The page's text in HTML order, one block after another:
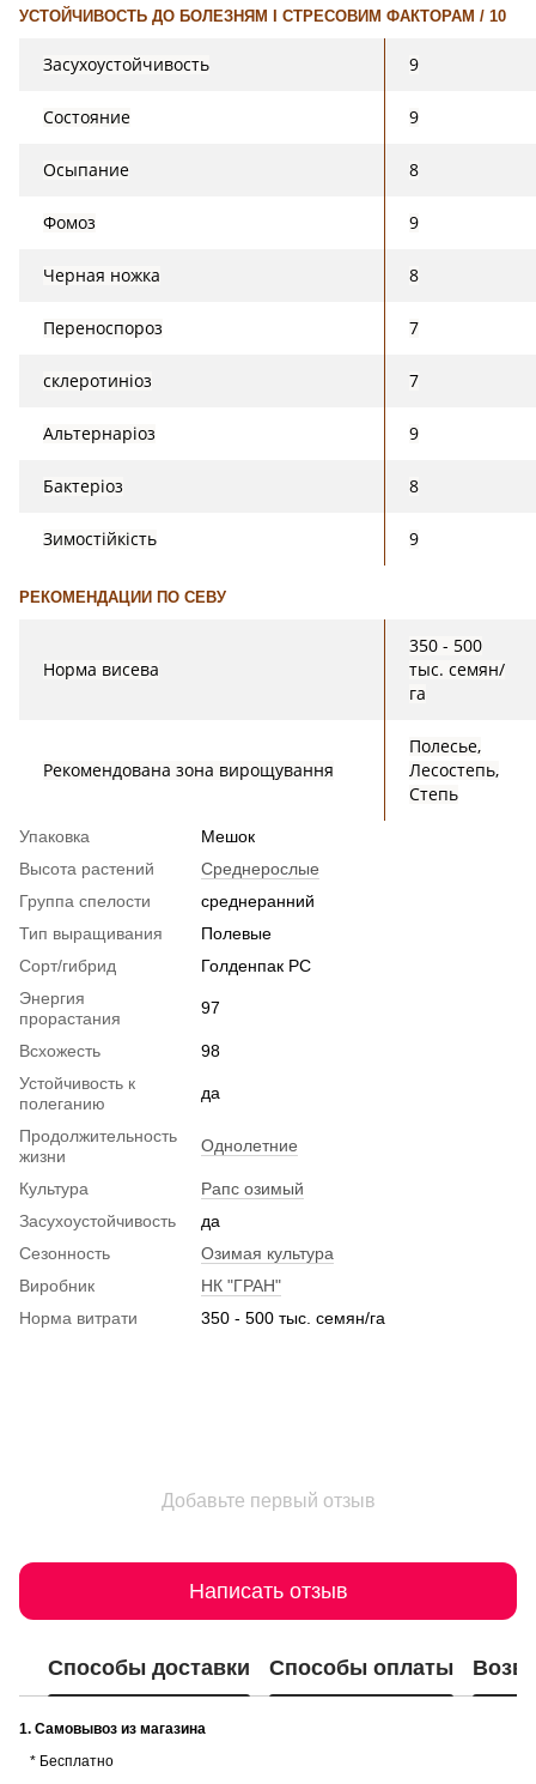
УСТОЙЧИВОСТЬ ДО БОЛЕЗНЯМ І СТРЕСОВИМ ФАКТОРАМ / 10
Засухоустойчивость 9
Состояние 9
Осыпание 8
Фомоз 9
Черная ножка 8
Переноспороз 7
склеротиніоз 7
Альтернаріоз 9
Бактеріоз 8
Зимостійкість 9
РЕКОМЕНДАЦИИ ПО СЕВУ
Норма висева
350 - 500
тыс. семян/
га
Рекомендована зона вирощування
Полесье,
Лесостепь,
Степь
Упаковка
Мешок
Высота растений
Среднерослые
Группа спелости
среднеранний
Тип выращивания
Полевые
Сорт/гибрид
Голденпак РС
Энергия
прорастания
97
Всхожесть
98
Устойчивость к
полеганию
да
Продолжительность
жизни
Однолетние
Культура
Рапс озимый
Засухоустойчивость
да
Сезонность
Озимая культура
Виробник
НК "ГРАН"
Норма витрати
350 - 500 тыс. семян/га
Добавьте первый отзыв
Написать отзыв
Способы доставки Способы оплаты
1. Самовывоз из магазина
* Бесплатно